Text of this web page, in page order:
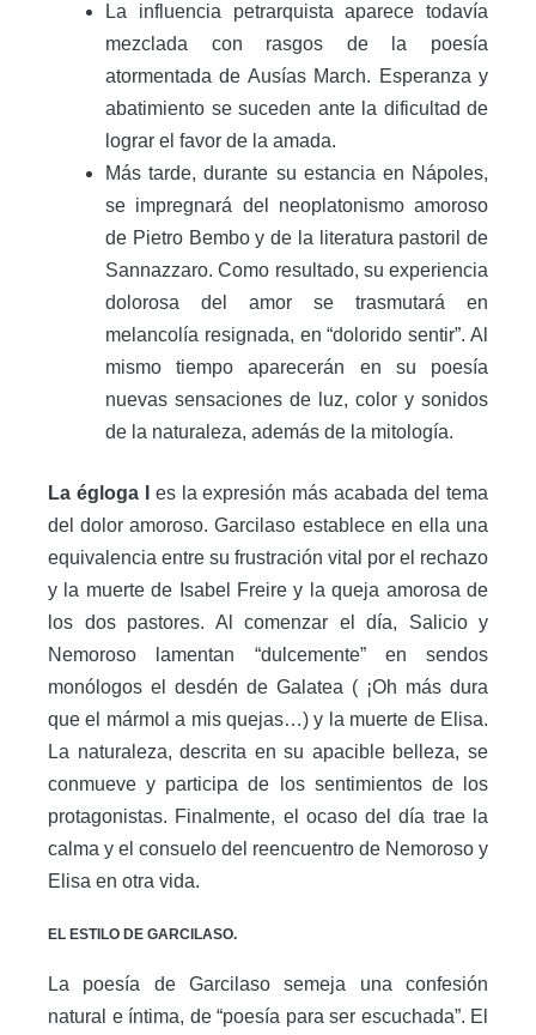
La influencia petrarquista aparece todavía
mezclada con rasgos de la poesía
atormentada de Ausías March. Esperanza y
abatimiento se suceden ante la dificultad de
lograr el favor de la amada.
Más tarde, durante su estancia en Nápoles,
se impregnará del neoplatonismo amoroso
de Pietro Bembo y de la literatura pastoril de
Sannazzaro. Como resultado, su experiencia
dolorosa del amor se trasmutará en
melancolía resignada, en “dolorido sentir”. Al
mismo tiempo aparecerán en su poesía
nuevas sensaciones de luz, color y sonidos
de la naturaleza, además de la mitología.
La égloga
es la expresión más acabada del tema
del dolor amoroso. Garcilaso establece en ella una
equivalencia entre su frustración vital por el rechazo
y la muerte de Isabel Freire y la queja amorosa de
los dos pastores. Al comenzar el día, Salicio y
Nemoroso lamentan “dulcemente” en sendos
monólogos el desdén de Galatea ( ¡Oh más dura
que el mármol a mis quejas…) y la muerte de Elisa.
La naturaleza, descrita en su apacible belleza, se
conmueve y participa de los sentimientos de los
protagonistas. Finalmente, el ocaso del día trae la
calma y el consuelo del reencuentro de Nemoroso y
Elisa en otra vida.
EL ESTILO DE GARCILASO.
La poesía de Garcilaso semeja una confesión
natural e íntima, de “poesía para ser escuchada”. El